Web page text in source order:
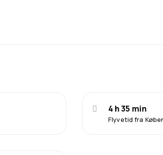
Flyvetid fra
4 h 35 min